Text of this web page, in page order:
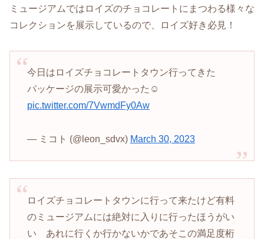
ミュージアムではロイズのチョコレートにまつわる様々な
コレクションを展示しているので、ロイズ好き必見！
今日はロイズチョコレートタウン行ってきた
パッケージの展示可愛かった☺
pic.twitter.com/7VwmdFy0Aw
— ミコト (@leon_sdvx) March 30, 2023
ロイズチョコレートタウンに行って来たけど有料
のミュージアムには絶対に入りに行ったほうがい
い あれに行くか行かないかであそこの満足度桁